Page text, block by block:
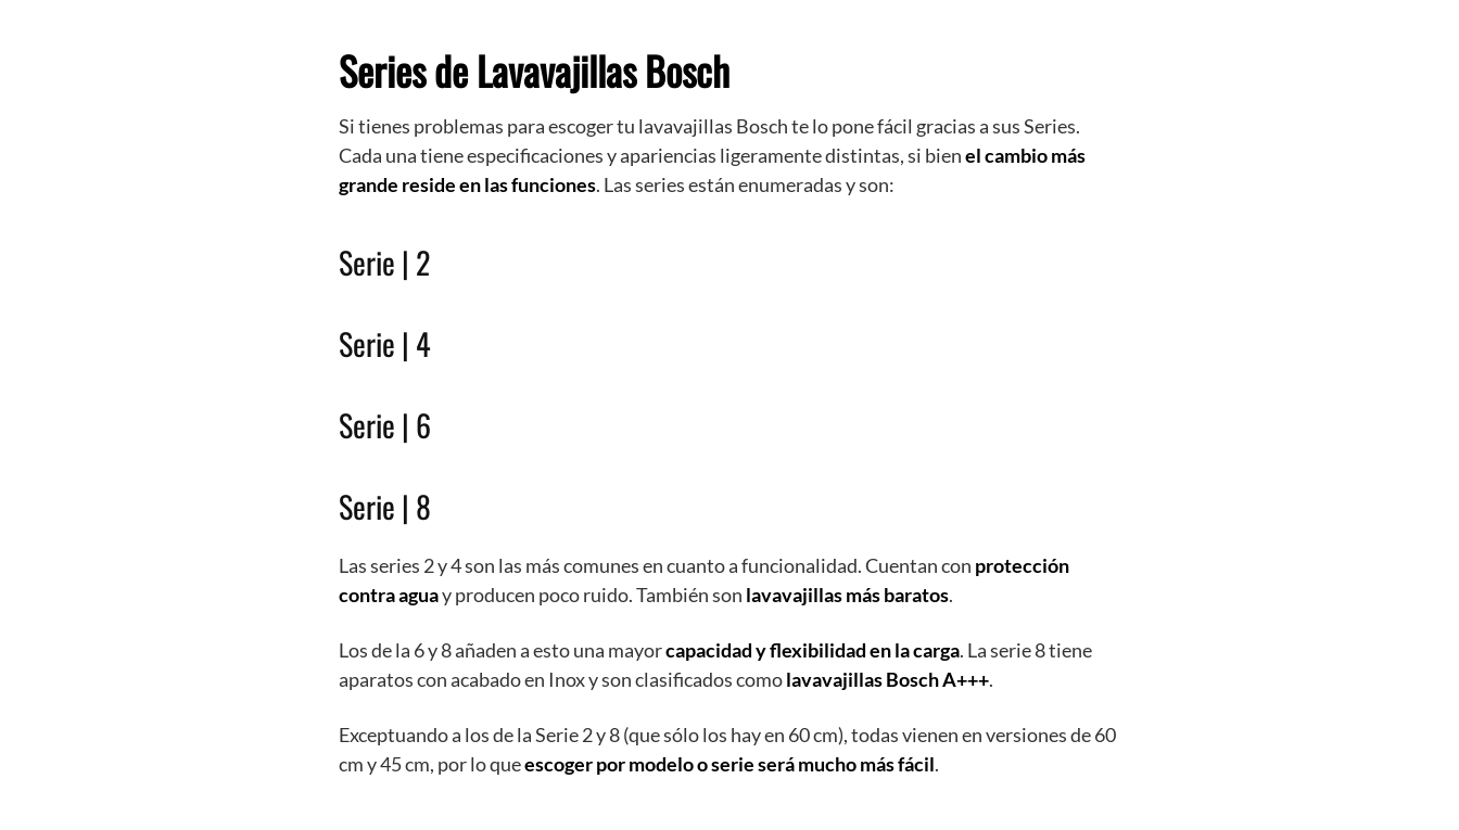
Series de Lavavajillas Bosch
Si tienes problemas para escoger tu lavavajillas Bosch te lo pone fácil gracias a sus Series.
Cada una tiene especificaciones y apariencias ligeramente distintas, si bienel cambio más
grande reside en las funciones. Las series están enumeradas y son:
Serie | 2
Serie | 4
Serie | 6
Serie | 8
Las series 2 y 4 son las más comunes en cuanto a funcionalidad. Cuentan con protección
contra aguay producen poco ruido. También son lavavajillas más baratos.
Los de la 6 y 8 añaden a esto una mayorcapacidad y flexibilidad en la carga. La serie 8 tiene
aparatos con acabado en Inoxy son clasificados comolavavajillas Bosch A+++.
Exceptuando a los de la Serie 2 y 8 (que sólo los hay en 60 cm), todas vienen en versiones de 60
cm y 45 cm, por lo queescoger por modelo o serie será mucho más fácil.